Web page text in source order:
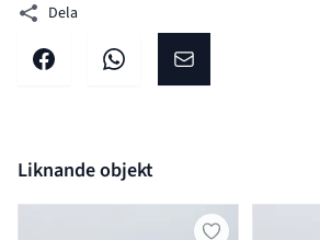
Dela
Dela på facebookDela på WhatsAppDela på E-post
Liknande objekt